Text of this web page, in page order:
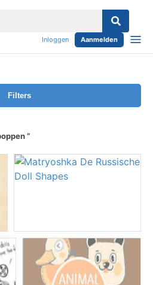
Inloggen Aanmelden
Filters